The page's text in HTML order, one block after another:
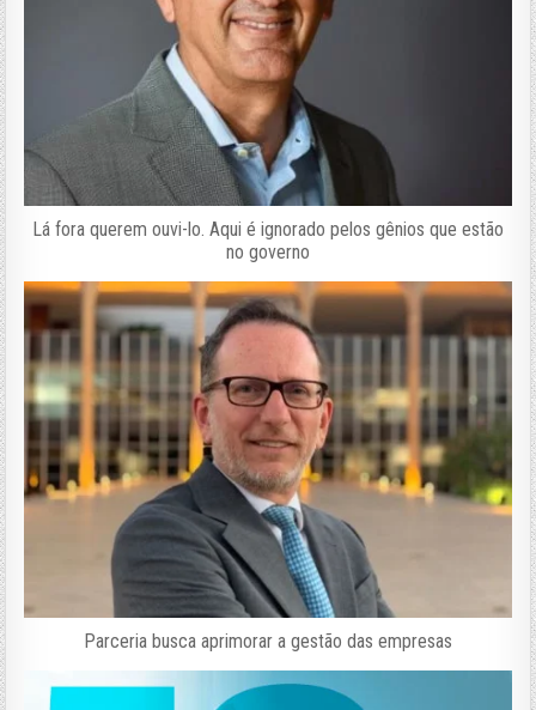
Lá fora querem ouvi-lo. Aqui é ignorado pelos gênios que estão
no governo
Parceria busca aprimorar a gestão das empresas